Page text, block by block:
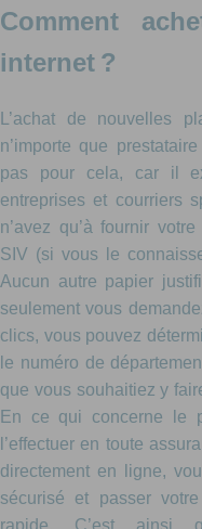
Comment
internet ?
L’achat de nouvelles
n’importe que
pas pour cela, car il
entreprises et courriers
n’avez qu’à fournir
SIV (si vous le
Aucun autre papier
seulement vous
clics, vous pouvez
le numéro de
que vous souhaitiez y
En ce qui concerne le
l’effectuer en toute
directement en ligne,
sécurisé et passer